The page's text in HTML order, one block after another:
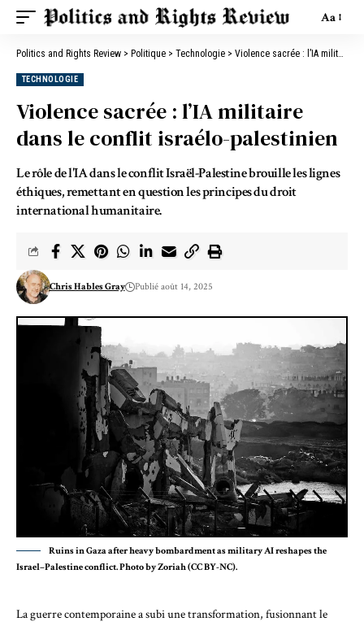
Aa
Politics and Rights Review > Politique > Technologie > Violence sacrée : l’IA militaire dans le conflit israélo-palestinien
TECHNOLOGIE
Violence sacrée : l’IA militaire
dans le conflit israélo-palestinien
Le rôle de l'IA dans le conflit Israël-Palestine brouille les lignes
éthiques, remettant en question les principes du droit
international humanitaire.
Chris Hables Gray Publié août 14, 2025
Ruins in Gaza after heavy bombardment as military AI reshapes the
Israel–Palestine conflict. Photo by Zoriah (CC BY-NC).
La guerre contemporaine a subi une transformation, fusionnant le